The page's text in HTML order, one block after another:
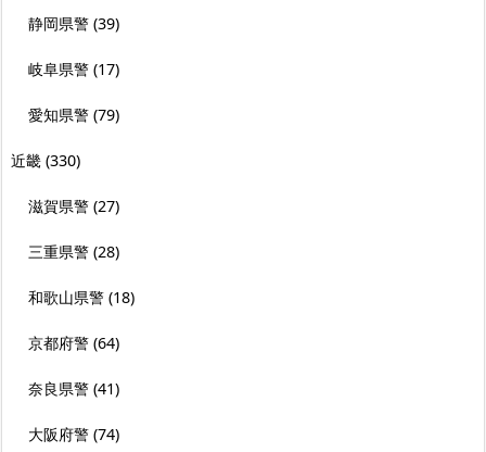
静岡県警 (39)
岐阜県警 (17)
愛知県警 (79)
近畿 (330)
滋賀県警 (27)
三重県警 (28)
和歌山県警 (18)
京都府警 (64)
奈良県警 (41)
大阪府警 (74)